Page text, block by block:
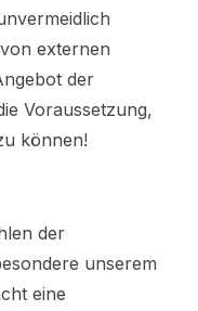
externen
der
Voraussetzung,
können!
der
unserem
eine